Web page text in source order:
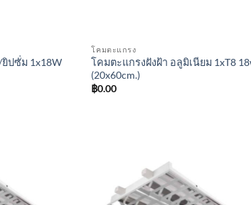
ยิปซั่ม 1x18W
โคมตะแกรง
โคมตะแกรงฝังฝ้า อลูมิเนียม 1xT8
(20x60cm.)
฿0.00